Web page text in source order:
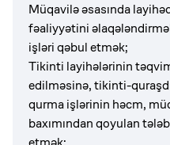
Müqavilə əsasında
fəaliyyətini
işləri qəbul etmək;
Tikinti layihələrinin
edilməsinə, tikinti-
qurma işlərinin həcm,
baxımından qoyulan